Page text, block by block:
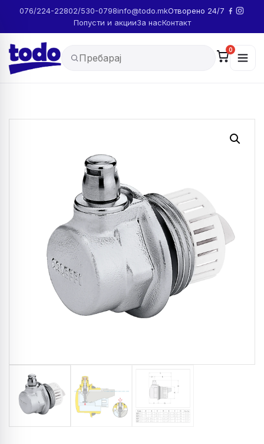
076/224-22802/530-0798info@todo.mkОтворено 24/7
Попусти и акцииЗа насКонтакт
0